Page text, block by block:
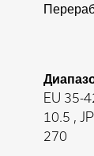
EU 35-
10.5 ,
270